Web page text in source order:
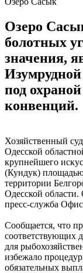
Озеро
болотных
значения,
под
конвенций.
Хозяйственный
Одесской
крупнейшего
(Кундук)
территории
Одесской области.
пресс-служба
Сообщается, что
соответствующих
для
избежало
обязательных